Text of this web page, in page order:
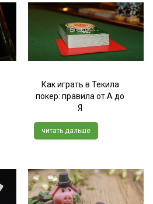
Как играть в Текила
покер: правила от А до
Я
читать дальше